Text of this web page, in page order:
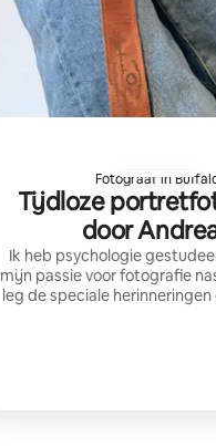
Fotograaf in
Tijdloze
door
Ik heb psychologie
mijn passie voor fotografie
leg de speciale